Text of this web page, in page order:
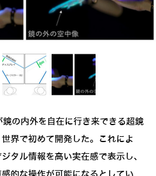
の内外を自在に行き来できる超鏡
界で初めて開発した。これによ
タル情報を高い実在感で表示し、